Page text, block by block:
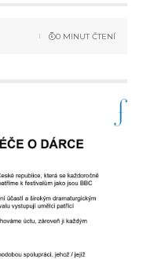
0 MINUT ČTENÍ